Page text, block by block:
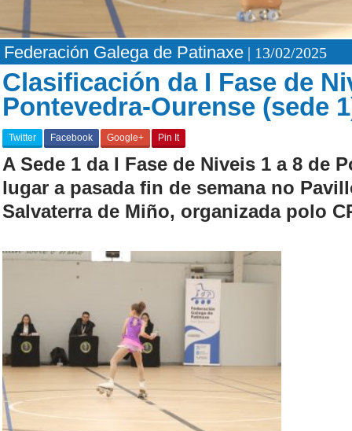
Federación Galega de Patinaxe | 13/02/2025
Clasificación da I Fase de
Pontevedra-Ourense (sede
Twitter Facebook Google+ Pin It
A Sede 1 da I Fase de Niveis 1 a 8 de
lugar a pasada fin de semana no
Salvaterra de Miño, organizada polo